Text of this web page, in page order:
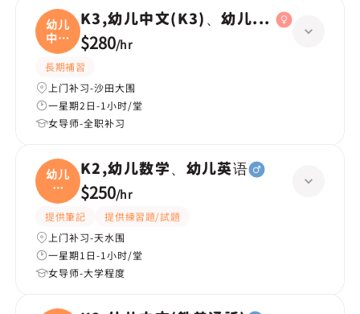
幼儿
中文
(
K3,幼儿中文(K3)、幼儿数学(K3)
$280/hr
長期補習
上门补习-沙田大围
一星期2日-1小时/堂
女导师-全职补习
幼儿
数
学、
K2,幼儿数学、幼儿英语
$250/hr
提供筆記
提供練習題/試題
上门补习-天水围
一星期1日-1小时/堂
女导师-大学程度